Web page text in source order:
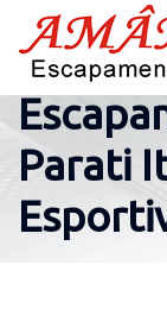
Parati